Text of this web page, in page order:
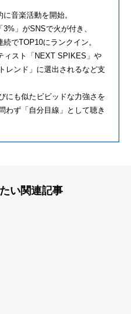
音楽活動を開始。
」がSNSで火が付き、
でTOP10にランクイン。
ィスト「NEXT SPIKES」や
レンド」に選出されるなど支
にも似たビビッドな力強さを
わず「自分目線」として聴き
い関連記事